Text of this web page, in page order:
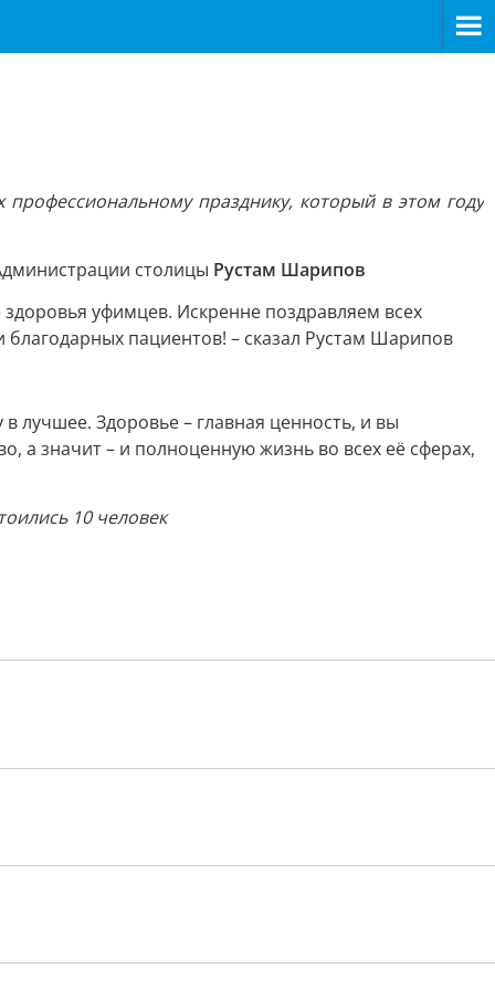
празднику, который в этом году
столицы Рустам Шарипов
уфимцев. Искренне поздравляем всех
пациентов! – сказал Рустам Шарипов
лучшее. Здоровье – главная ценность, и вы
а значит – и полноценную жизнь во всех её сферах,
10 человек